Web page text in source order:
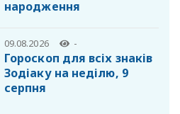
народження
09.08.2026 -
Гороскоп для всіх знаків
Зодіаку на неділю, 9
серпня